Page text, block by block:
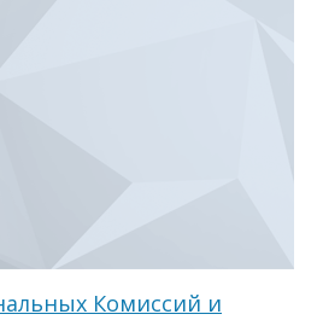
Комиссий и